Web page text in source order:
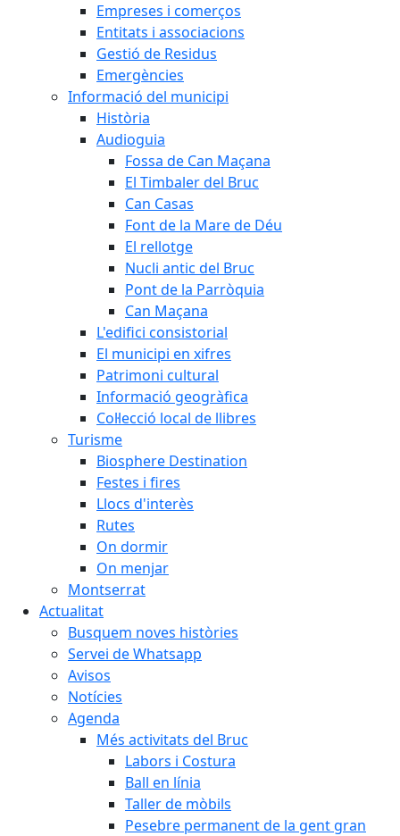
Empreses i comerços
Entitats i associacions
Gestió de Residus
Emergències
Informació del municipi
Història
Audioguia
Fossa de Can Maçana
El Timbaler del Bruc
Can Casas
Font de la Mare de Déu
El rellotge
Nucli antic del Bruc
Pont de la Parròquia
Can Maçana
L'edifici consistorial
El municipi en xifres
Patrimoni cultural
Informació geogràfica
Col·lecció local de llibres
Turisme
Biosphere Destination
Festes i fires
Llocs d'interès
Rutes
On dormir
On menjar
Montserrat
Actualitat
Busquem noves històries
Servei de Whatsapp
Avisos
Notícies
Agenda
Més activitats del Bruc
Labors i Costura
Ball en línia
Taller de mòbils
Pesebre permanent de la gent gran